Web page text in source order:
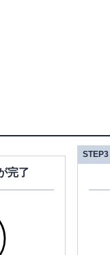
完了
STEP3